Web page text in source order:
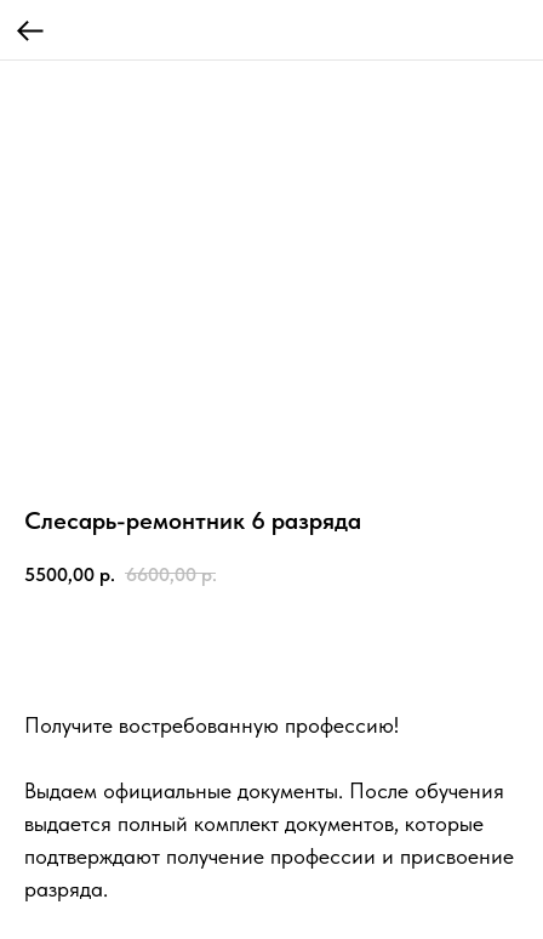
Слесарь-ремонтник 6 разряда
5500,00 р. 6600,00 р.
Получите востребованную профессию!
Выдаем официальные документы. После обучения
выдается полный комплект документов, которые
подтверждают получение профессии и присвоение
разряда.